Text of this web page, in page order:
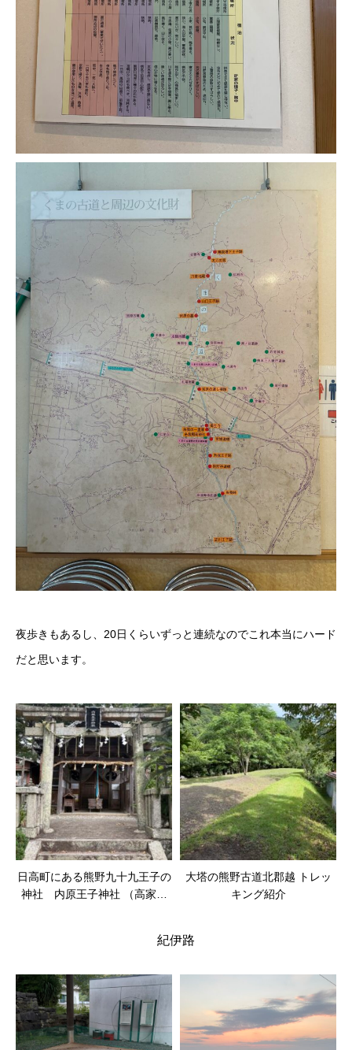
夜歩きもあるし、20日くらいずっと連続なのでこれ本当にハード
だと思います。
日高町にある熊野九十九王子の
神社 内原王子神社 （高家王
大塔の熊野古道北郡越 トレッ
キング紹介
紀伊路